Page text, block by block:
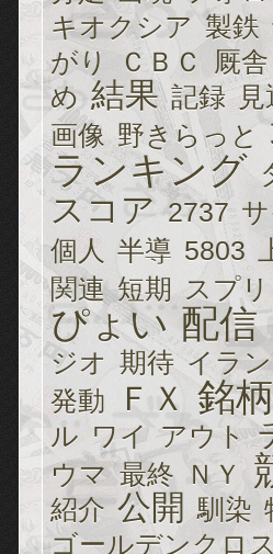
キオクシア 製鉄
がり
ＣＢＣ
厩舎
め 結果 記録 見
画像 野きらっと
ランキング
スコア 2737
個人 半導 5803
関連 短期 スプ
ぴょい 配信
ジオ 期待 イラン
発動
ＦＸ 銘柄
ル ワイ アウト
ウマ 最終 ＮＹ
紹介 公開 馴染
ゴールデンクロ